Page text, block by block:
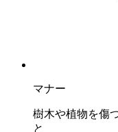
マナー
樹木や植物を傷
と